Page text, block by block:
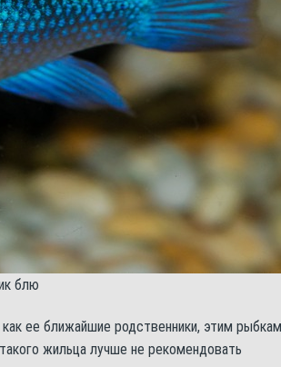
блю
ее ближайшие родственники, этим рыбкам
жильца лучше не рекомендовать